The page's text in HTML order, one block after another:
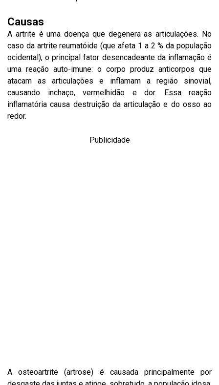
Causas
A artrite é uma doença que degenera as articulações. No
caso da artrite reumatóide (que afeta 1 a 2 % da população
ocidental), o principal fator desencadeante da inflamação é
uma reação auto-imune: o corpo produz anticorpos que
atacam as articulações e inflamam a região sinovial,
causando inchaço, vermelhidão e dor. Essa reação
inflamatória causa destruição da articulação e do osso ao
redor.
Publicidade
A osteoartrite (artrose) é causada principalmente por